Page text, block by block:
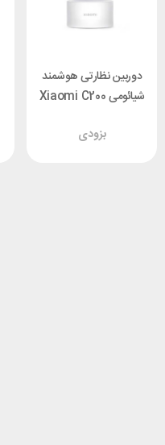
دوربین نظارتی هوشمند
شیائومی Xiaomi C200
بزودی